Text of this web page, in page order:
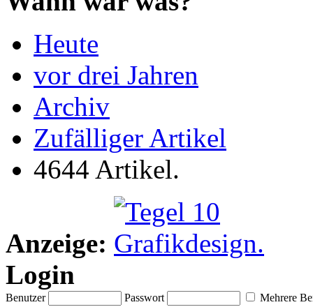
Heute
vor drei Jahren
Archiv
Zufälliger Artikel
4644 Artikel.
Anzeige:
Login
Benutzer Passwort Mehrere